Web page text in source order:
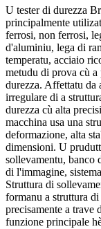
U tester di durezza
principalmente
ferrosi, non ferrosi,
d'aluminiu, lega di
temperatu, acciaio
metudu di prova cù
durezza. Affettatu da
irregulare di a
durezza cù alta
macchina usa una
deformazione, alta
dimensioni. U
sollevamentu, banco
di l'immagine,
Struttura di
formanu a struttura
precisamente a trave
funzione principale